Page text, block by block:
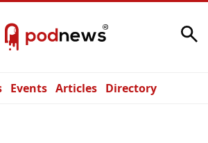
Events Articles Directory